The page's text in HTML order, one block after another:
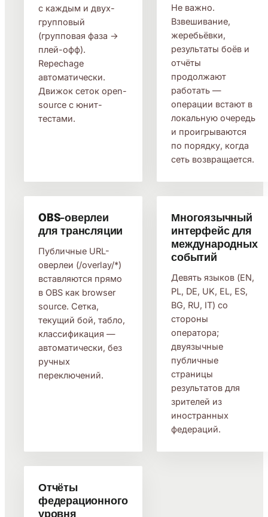
с каждым и двух-
групповый
(групповая фаза →
плей-офф).
Repechage
автоматически.
Движок сеток open-
source с юнит-
тестами.
Не важно.
Взвешивание,
жеребьёвки,
результаты боёв и
отчёты
продолжают
работать —
операции встают в
локальную очередь
и проигрываются
по порядку, когда
сеть возвращается.
OBS-оверлеи
для трансляции
Публичные URL-
оверлеи (/overlay/*)
вставляются прямо
в OBS как browser
source. Сетка,
текущий бой, табло,
классификация —
автоматически, без
ручных
переключений.
Многоязычный
интерфейс для
международных
событий
Девять языков (EN,
PL, DE, UK, EL, ES,
BG, RU, IT) со
стороны
оператора;
двуязычные
публичные
страницы
результатов для
зрителей из
иностранных
федераций.
Отчёты
федерационного
уровня